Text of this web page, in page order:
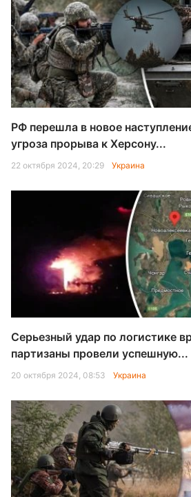
РФ перешла в новое
угроза прорыва к Херсону...
22 октября 2024, 20:29 Украина
Серьезный удар по логистике
партизаны провели успешную...
20 октября 2024, 08:53 Украина